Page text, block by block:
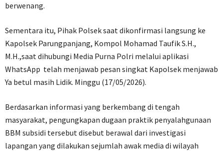
berwenang.
Sementara itu, Pihak Polsek saat dikonfirmasi langsung ke
Kapolsek Parungpanjang, Kompol Mohamad Taufik S.H.,
M.H.,saat dihubungi Media Purna Polri melalui aplikasi
WhatsApp telah menjawab pesan singkat Kapolsek menjawab
Ya betul masih Lidik. Minggu (17/05/2026).
Berdasarkan informasi yang berkembang di tengah
masyarakat, pengungkapan dugaan praktik penyalahgunaan
BBM subsidi tersebut disebut berawal dari investigasi
lapangan yang dilakukan sejumlah awak media di wilayah